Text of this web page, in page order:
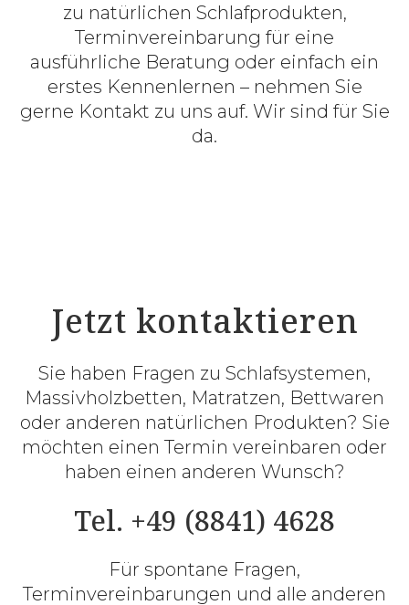
zu natürlichen Schlafprodukten,
Terminvereinbarung für eine
ausführliche Beratung oder einfach ein
erstes Kennenlernen – nehmen Sie
gerne Kontakt zu uns auf. Wir sind für Sie
da.
Jetzt kontaktieren
Sie haben Fragen zu Schlafsystemen,
Massivholzbetten, Matratzen, Bettwaren
oder anderen natürlichen Produkten? Sie
möchten einen Termin vereinbaren oder
haben einen anderen Wunsch?
Tel. +49 (8841) 4628
Für spontane Fragen,
Terminvereinbarungen und alle anderen